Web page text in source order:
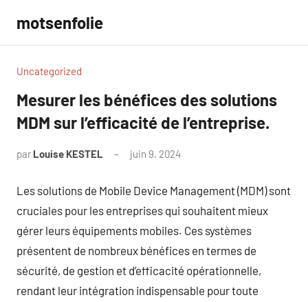
contenu
motsenfolie
Uncategorized
Mesurer les bénéfices des solutions
MDM sur l’efficacité de l’entreprise.
par Louise KESTEL juin 9, 2024
Les solutions de Mobile Device Management (MDM) sont
cruciales pour les entreprises qui souhaitent mieux
gérer leurs équipements mobiles. Ces systèmes
présentent de nombreux bénéfices en termes de
sécurité, de gestion et d’efficacité opérationnelle,
rendant leur intégration indispensable pour toute